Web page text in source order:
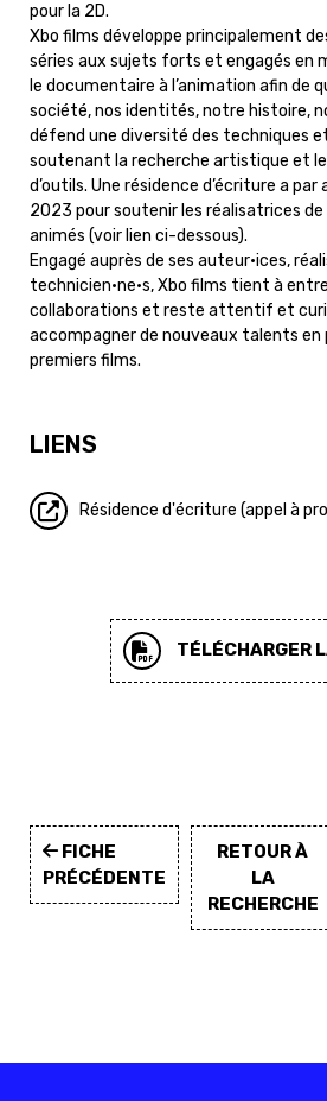
pour la 2D.
Xbo films développe principalement
séries aux sujets forts et engagés en
le documentaire à l’animation afin de
société, nos identités, notre histoire,
défend une diversité des techniques
soutenant la recherche artistique et
d’outils. Une résidence d’écriture a
2023 pour soutenir les réalisatrices
animés (voir lien ci-dessous).
Engagé auprès de ses auteur·ices,
technicien·ne·s, Xbo films tient à
collaborations et reste attentif et
accompagner de nouveaux talents en
premiers films.
LIENS
Résidence d'écriture (appel à
TÉLÉCHARGER
FICHE
PRÉCÉDENTE
RETOUR À
LA
RECHERCHE